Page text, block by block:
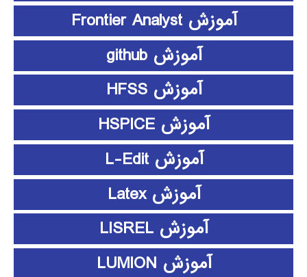
آموزش Frontier Analyst
آموزش github
آموزش HFSS
آموزش HSPICE
آموزش L-Edit
آموزش Latex
آموزش LISREL
آموزش LUMION